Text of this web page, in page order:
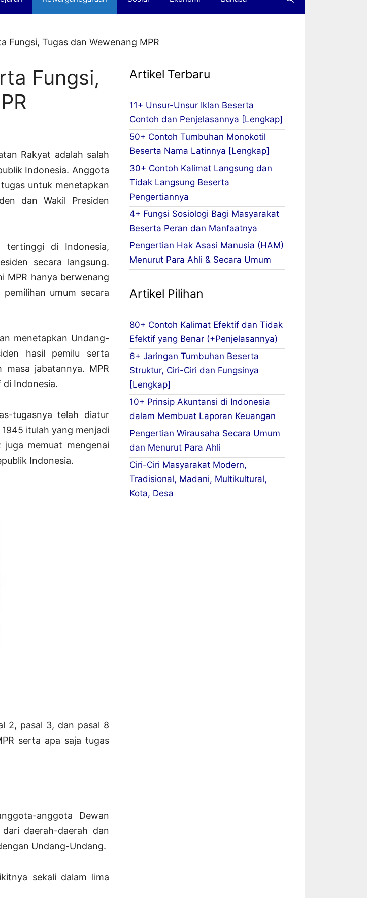
Fungsi, Tugas dan Wewenang MPR
Fungsi,
Rakyat adalah salah
Indonesia. Anggota
untuk menetapkan
dan Wakil Presiden
tertinggi di Indonesia,
secara langsung.
MPR hanya berwenang
umum secara
menetapkan Undang-
hasil pemilu serta
masa jabatannya. MPR
di Indonesia.
tugasnya telah diatur
itulah yang menjadi
juga memuat mengenai
Indonesia.
2, pasal 3, dan pasal 8
serta apa saja tugas
anggota Dewan
daerah-daerah dan
Undang-Undang.
sekali dalam lima
Artikel Terbaru
11+ Unsur-Unsur Iklan Beserta
Contoh dan Penjelasannya [Lengkap]
50+ Contoh Tumbuhan Monokotil
Beserta Nama Latinnya [Lengkap]
30+ Contoh Kalimat Langsung dan
Tidak Langsung Beserta
Pengertiannya
4+ Fungsi Sosiologi Bagi Masyarakat
Beserta Peran dan Manfaatnya
Pengertian Hak Asasi Manusia (HAM)
Menurut Para Ahli & Secara Umum
Artikel Pilihan
80+ Contoh Kalimat Efektif dan Tidak
Efektif yang Benar (+Penjelasannya)
6+ Jaringan Tumbuhan Beserta
Struktur, Ciri-Ciri dan Fungsinya
[Lengkap]
10+ Prinsip Akuntansi di Indonesia
dalam Membuat Laporan Keuangan
Pengertian Wirausaha Secara Umum
dan Menurut Para Ahli
Ciri-Ciri Masyarakat Modern,
Tradisional, Madani, Multikultural,
Kota, Desa